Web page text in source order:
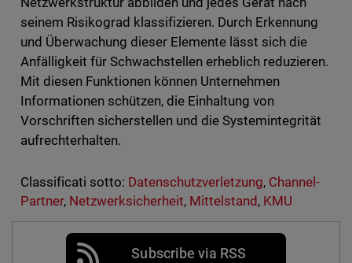
seinem Risikograd klassifizieren. Durch Erkennung
und Überwachung dieser Elemente lässt sich die
Anfälligkeit für Schwachstellen erheblich reduzieren.
Mit diesen Funktionen können Unternehmen
Informationen schützen, die Einhaltung von
Vorschriften sicherstellen und die Systemintegrität
aufrechterhalten.
Classificati sotto: Datenschutzverletzung, Channel-
Partner, Netzwerksicherheit, Mittelstand , KMU
Subscribe via RSS